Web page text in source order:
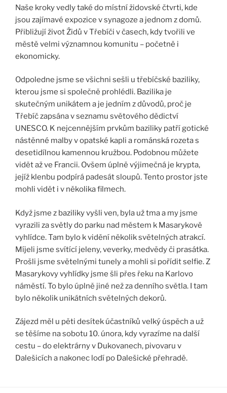
Naše kroky vedly také do místní židovské čtvrti, kde
jsou zajímavé expozice v synagoze a jednom z domů.
Přibližují život Židů v Třebíči v časech, kdy tvořili ve
městě velmi významnou komunitu – početně i
ekonomicky.
Odpoledne jsme se všichni sešli u třebíčské baziliky,
kterou jsme si společně prohlédli. Bazilika je
skutečným unikátem a je jedním z důvodů, proč je
Třebíč zapsána v seznamu světového dědictví
UNESCO. K nejcennějším prvkům baziliky patří gotické
nástěnné malby v opatské kapli a románská rozeta s
desetidílnou kamennou kružbou. Podobnou můžete
vidět až ve Francii. Ovšem úplně výjimečná je krypta,
jejíž klenbu podpírá padesát sloupů. Tento prostor jste
mohli vidět i v několika filmech.
Když jsme z baziliky vyšli ven, byla už tma a my jsme
vyrazili za světly do parku nad městem k Masarykově
vyhlídce. Tam bylo k vidění několik světelných atrakcí.
Míjeli jsme svítící jeleny, veverky, medvědy či prasátka.
Prošli jsme světelnými tunely a mohli si pořídit selfie. Z
Masarykovy vyhlídky jsme šli přes řeku na Karlovo
náměstí. To bylo úplně jiné než za denního světla. I tam
bylo několik unikátních světelných dekorů.
Zájezd měl u pěti desítek účastníků velký úspěch a už
se těšíme na sobotu 10. února, kdy vyrazíme na další
cestu – do elektrárny v Dukovanech, pivovaru v
Dalešicích a nakonec lodí po Dalešické přehradě.